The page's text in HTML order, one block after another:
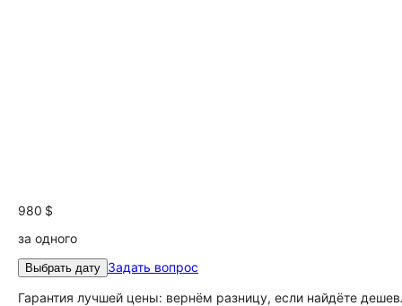
980 $
за одного
Выбрать дату Задать вопрос
Гарантия лучшей цены: вернём разницу, если найдёте